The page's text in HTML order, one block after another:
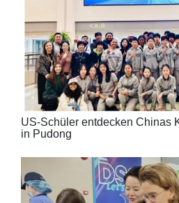
US-Schüler entdecken Chinas
in Pudong